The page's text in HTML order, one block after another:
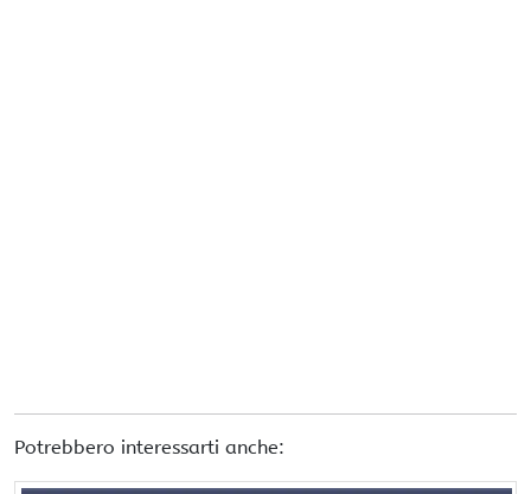
Potrebbero interessarti anche: